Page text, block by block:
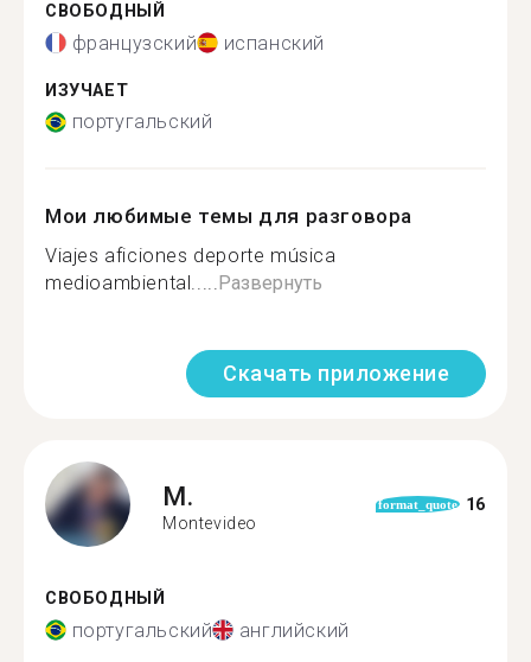
СВОБОДНЫЙ
французский испанский
ИЗУЧАЕТ
португальский
Мои любимые темы для разговора
Viajes aficiones deporte música
medioambiental.....Развернуть
Скачать приложение
M.
Montevideo
format_quote 16
СВОБОДНЫЙ
португальский английский